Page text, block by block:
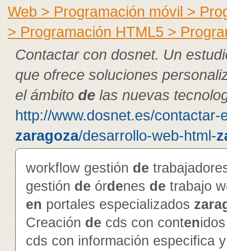
Web > Programación móvil >
> Programación HTML5 >
Contactar con dosnet. Un
que ofrece soluciones
el ámbitode las nuevas
http://www.dosnet.es/contactar-
zaragoza/desarrollo-web-html-
workflow gestión de
gestión de órdenes de trabajo
en portales especializados
Creación de cds con conten
cds con información especifica